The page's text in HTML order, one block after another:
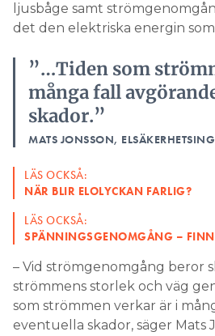
ljusbåge samt
det den elektriska energin
”…Tiden som
många fall
skador.”
MATS JONSSON,
LÄS OCKSÅ:
NÄR BLIR ELOLYCKAN FARLIG?
LÄS OCKSÅ:
SPÄNNINGSGENOMGÅNG –
– Vid strömgenomgång beror
strömmens storlek och väg
som strömmen verkar är i
eventuella skador, säger Mats